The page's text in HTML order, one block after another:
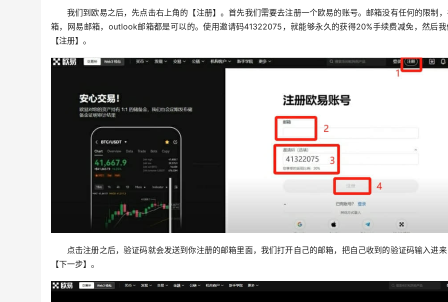
我们到欧易之后，先点击右上角的【注册】。首先我们需要去注册一个欧易的账号。邮箱没有任何的限制
箱，网易邮箱，outlook邮箱都是可以的。使用邀请码41322075，就能够永久的获得20%手续费减免，然后
【注册】。
点击注册之后，验证码就会发送到你注册的邮箱里面，我们打开自己的邮箱，把自己收到的验证码输入进
【下一步】。